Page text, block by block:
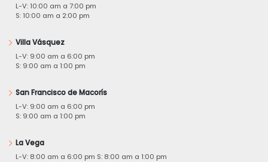
L-V: 10:00 am a 7:00 pm
S: 10:00 am a 2:00 pm
Villa Vásquez
L-V: 9:00 am a 6:00 pm
S: 9:00 am a 1:00 pm
San Francisco de Macorís
L-V: 9:00 am a 6:00 pm
S: 9:00 am a 1:00 pm
La Vega
L-V: 8:00 am a 6:00 pm S: 8:00 am a 1:00 pm